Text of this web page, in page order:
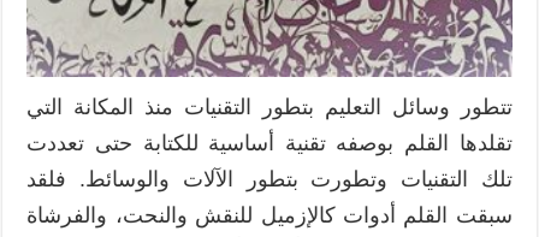
الجزء
1
مغلقة
تتطور وسائل التعليم بتطور التقنيات منذ المكانة التي
تقلدها القلم بوصفه تقنية أساسية للكتابة حتى تعددت
تلك التقنيات وتطورت بتطور الآلات والوسائط. فلقد
سبقت القلم أدوات كالإزميل للنقش والنحت، والفرشاة